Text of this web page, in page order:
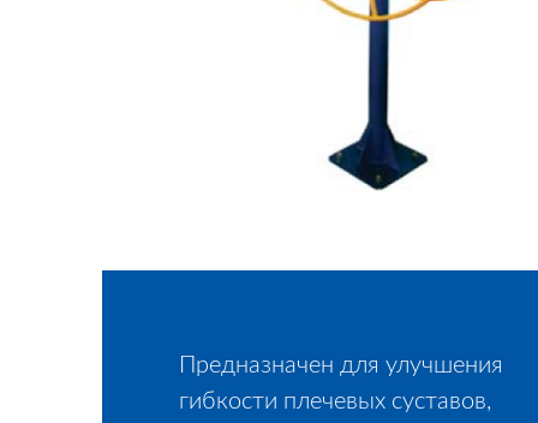
Предназначен для улучшения
гибкости плечевых суставов,